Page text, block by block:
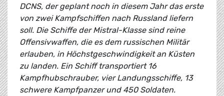
DCNS, der geplant noch in diesem Jahr das erste
von zwei Kampfschiffen nach Russland liefern
soll. Die Schiffe der Mistral-Klasse sind reine
Offensivwaffen, die es dem russischen Militär
erlauben, in Höchstgeschwindigkeit an Küsten
zu landen. Ein Schiff transportiert 16
Kampfhubschrauber, vier Landungsschiffe, 13
schwere Kampfpanzer und 450 Soldaten.